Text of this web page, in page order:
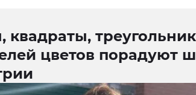
квадраты,
цветов порадуют